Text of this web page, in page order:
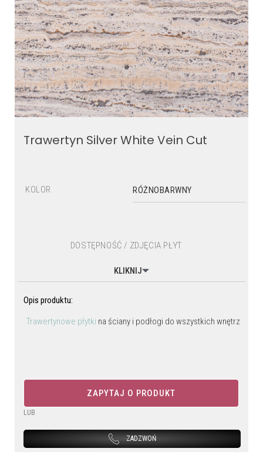
Trawertyn Silver White Vein Cut
KOLOR RÓŻNOBARWNY
DOSTĘPNOŚĆ / ZDJĘCIA PŁYT
KLIKNIJ
Opis produktu:
Trawertynowe płytki na ściany i podłogi do wszystkich wnętrz
ZAPYTAJ O PRODUKT
LUB
ZADZWOŃ